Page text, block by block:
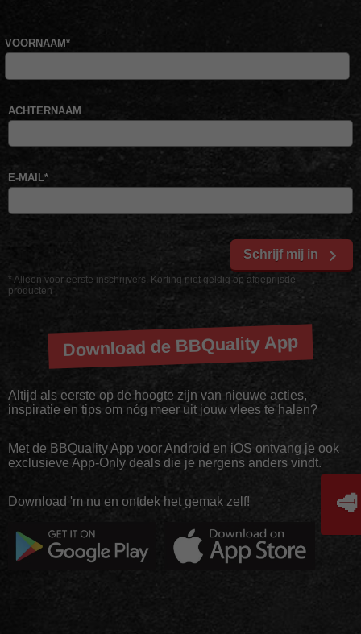
* Alleen voor eerste inschrijvers. Korting niet geldig op afgeprijsde
producten
VOORNAAM*
ACHTERNAAM
E-MAIL*
Schrijf mij in
Download de BBQuality App
Altijd als eerste op de hoogte zijn van nieuwe acties,
inspiratie en tips om nóg meer uit jouw vlees te halen?
Met de BBQuality App voor Android en iOS ontvang je ook
exclusieve App-Only deals die je nergens anders vindt.
Download 'm nu en ontdek het gemak zelf! 🥩